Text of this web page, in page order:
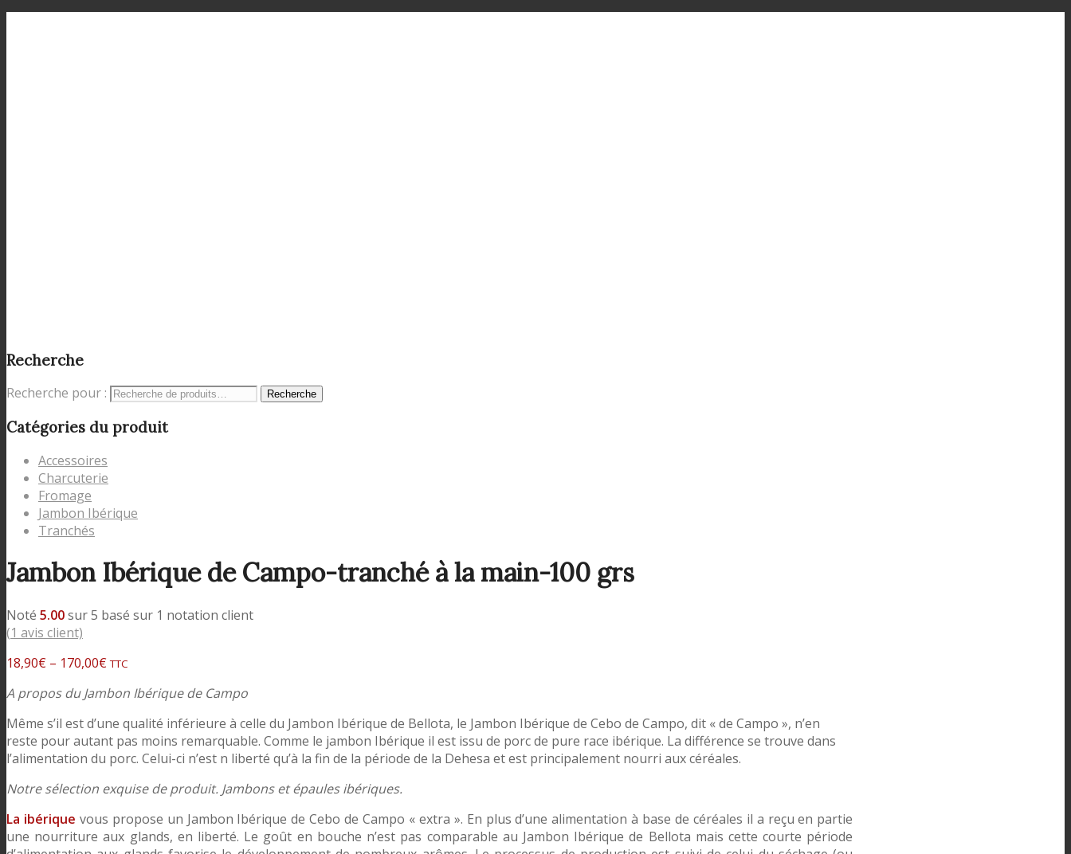
Recherche
Recherche pour : Recherche
Catégories du produit
Accessoires
Charcuterie
Fromage
Jambon Ibérique
Tranchés
Jambon Ibérique de Campo-tranché à la main-100 grs
Noté 5.00sur 5 basé sur 1 notation client
(1 avis client)
18,90€ – 170,00€ TTC
A propos du Jambon Ibérique de Campo
Même s’il est d’une qualité inférieure à celle du Jambon Ibérique de Bellota, le Jambon Ibérique de Cebo de Campo, dit « de Campo », n’en
reste pour autant pas moins remarquable. Comme le jambon Ibérique il est issu de porc de pure race ibérique. La différence se trouve dans
l’alimentation du porc. Celui-ci n’est n liberté qu’à la fin de la période de la Dehesa et est principalement nourri aux céréales.
Notre sélection exquise de produit. Jambons et épaules ibériques.
La ibérique vous propose un Jambon Ibérique de Cebo de Campo « extra ». En plus d’une alimentation à base de céréales il a reçu en partie
une nourriture aux glands, en liberté. Le goût en bouche n’est pas comparable au Jambon Ibérique de Bellota mais cette courte période